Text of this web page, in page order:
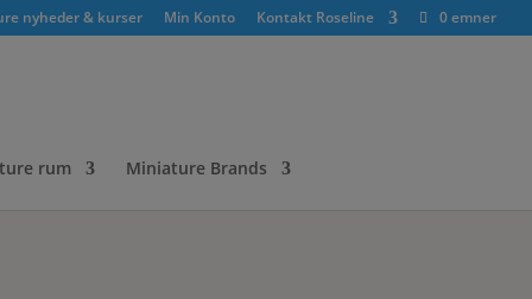
nyheder & kurser Min Konto Kontakt Roseline 0 emner
rum Miniature Brands